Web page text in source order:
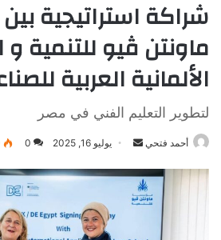
شراكة استراتيجية
ماونتن ڤيو للتنمية و
الألمانية العربية
لتطوير التعليم الفني في مصر
أحمد فتحي
أرسل
إلكترونيا
يوليو 16, 2025 0